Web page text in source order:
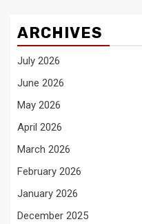
ARCHIVES
July 2026
June 2026
May 2026
April 2026
March 2026
February 2026
January 2026
December 2025